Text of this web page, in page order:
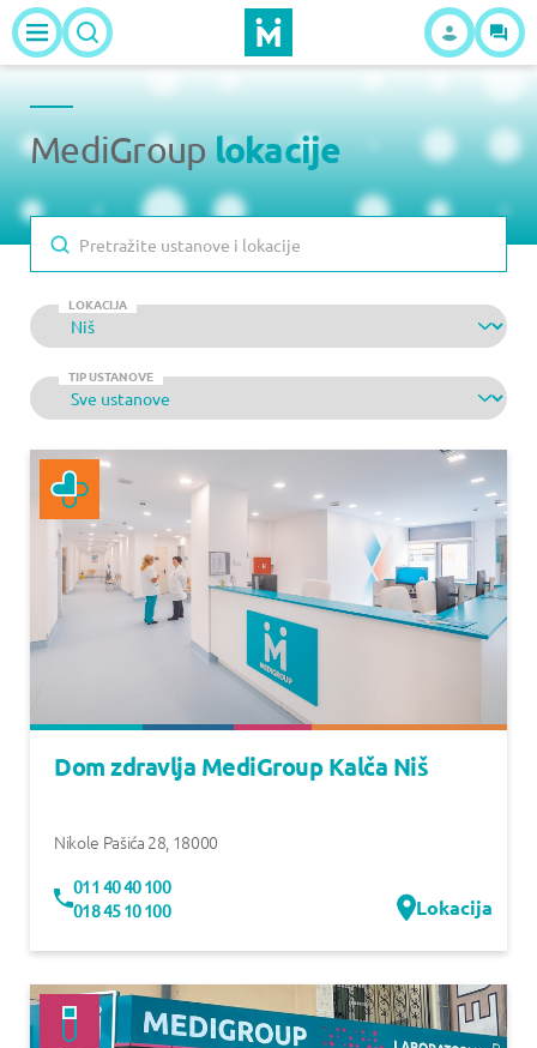
MediGrouplokacije
LOKACIJA
TIP USTANOVE
Dom zdravlja MediGroup Kalča Niš
Nikole Pašića 28 18000
011 40 40 100
018 45 10 100
Lokacija